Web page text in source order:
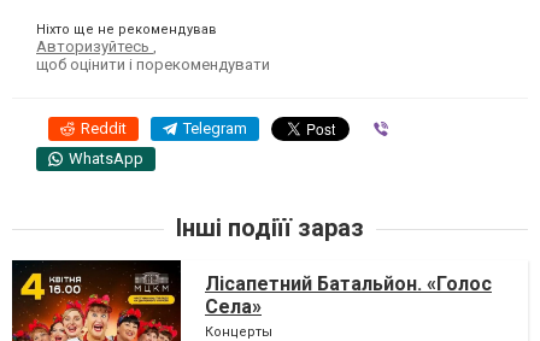
Ніхто ще не рекомендував
Авторизуйтесь
щоб оцінити і порекомендувати
Reddit Telegram
WhatsApp
Інші подіїї зараз
Лісапетний Батальйон. «Голос
Села»
Концерты